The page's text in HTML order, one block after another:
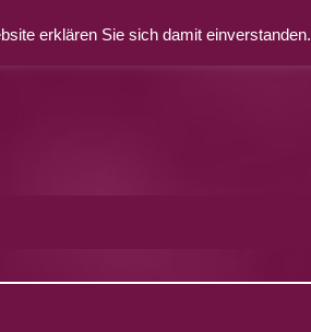
erklären Sie sich damit einverstanden.